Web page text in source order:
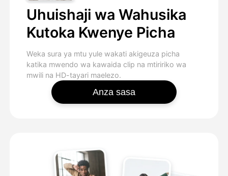
Uhuishaji wa Wahusika
Kutoka Kwenye Picha
Weka sura ya mtu yule wakati akigeuza picha
katika mwendo wa kawaida clip na mtiririko wa
mwili na HD-tayari maelezo.
Anza sasa